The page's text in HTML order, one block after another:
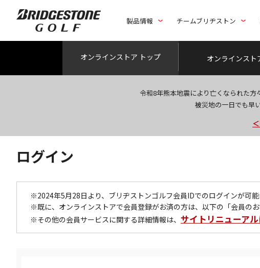
製品情報 チームブリヂストン
オンラインストア トップ オンラインスト
令和8年熊本地震により亡くなられた方
被災地の一日でも早
ログイン
※2024年5月28日より、ブリヂストンゴルフ会員IDでのログインが可能
※既に、オンラインストアで会員登録がお済の方は、以下の「会員の
※その他の会員サービスに関する詳細情報は、 サイトリニューア